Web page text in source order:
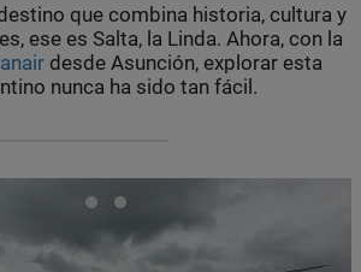
que combina historia, cultura y
ese es Salta, la Linda. Ahora, con la
desde Asunción, explorar esta
nunca ha sido tan fácil.